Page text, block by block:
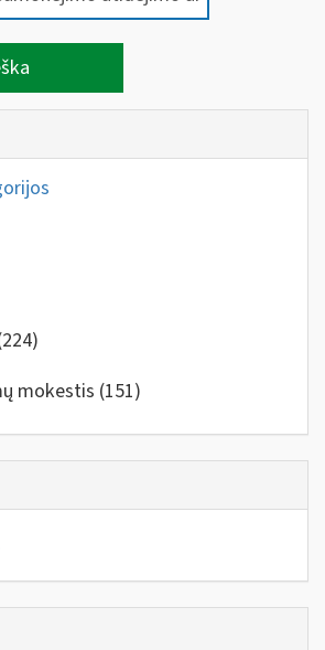
mokestis (151)